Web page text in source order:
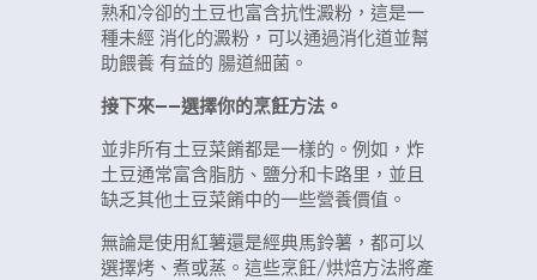
熟和冷卻的土豆也富含抗性澱粉，這是一
種未經 消化的澱粉，可以通過消化道並幫
助餵養 有益的 腸道細菌。
接下來——選擇你的烹飪方法。
並非所有土豆菜餚都是一樣的。例如，炸
土豆通常富含脂肪、鹽分和卡路里，並且
缺乏其他土豆菜餚中的一些營養價值。
無論是使用紅薯還是經典馬鈴薯，都可以
選擇烤、煮或蒸。這些烹飪/烘焙方法將產